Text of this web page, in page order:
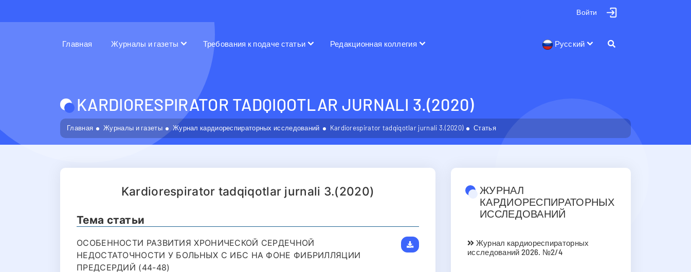
Войти
Главная Журналы и газеты Требования к подаче статьи Редакционная коллегия Русский
KARDIORESPIRATOR TADQIQOTLAR JURNALI 3.(2020)
Главная Журналы и газеты Журнал кардиореспираторных исследований Kardiorespirator tadqiqotlar jurnali 3.(2020) Статья
Kardiorespirator tadqiqotlar jurnali 3.(2020)
Тема статьи
ОСОБЕННОСТИ РАЗВИТИЯ ХРОНИЧЕСКОЙ СЕРДЕЧНОЙ
НЕДОСТАТОЧНОСТИ У БОЛЬНЫХ С ИБС НА ФОНЕ ФИБРИЛЛЯЦИИ
ПРЕДСЕРДИЙ (44-48)
ЖУРНАЛ
КАРДИОРЕСПИРАТОРНЫХ
ИССЛЕДОВАНИЙ
Журнал кардиореспираторных
исследований 2026. №2/4